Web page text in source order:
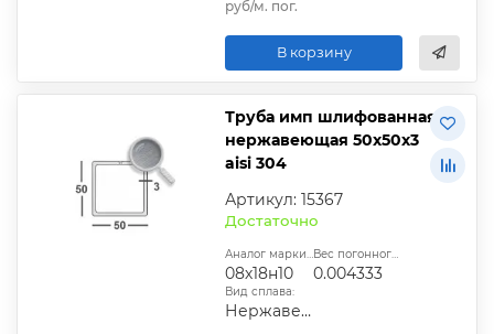
руб/м. пог.
В корзину
Труба имп шлифованная
нержавеющая 50х50х3
aisi 304
Артикул: 15367
Достаточно
Аналог марки стали:
08х18н10
Вес погонного метра, т.:
0.004333
Вид сплава:
Нержавеющий